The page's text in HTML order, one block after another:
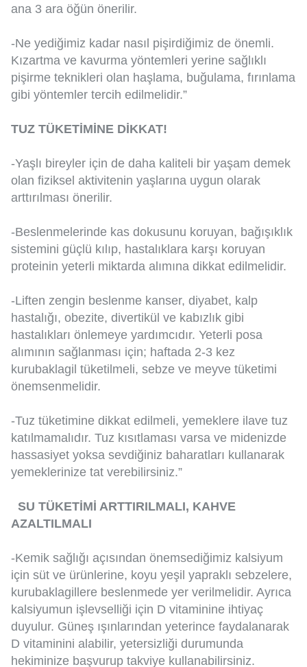
ana 3 ara öğün önerilir.
-Ne yediğimiz kadar nasıl pişirdiğimiz de önemli.
Kızartma ve kavurma yöntemleri yerine sağlıklı
pişirme teknikleri olan haşlama, buğulama, fırınlama
gibi yöntemler tercih edilmelidir.”
TUZ TÜKETİMİNE DİKKAT!
-Yaşlı bireyler için de daha kaliteli bir yaşam demek
olan fiziksel aktivitenin yaşlarına uygun olarak
arttırılması önerilir.
-Beslenmelerinde kas dokusunu koruyan, bağışıklık
sistemini güçlü kılıp, hastalıklara karşı koruyan
proteinin yeterli miktarda alımına dikkat edilmelidir.
-Liften zengin beslenme kanser, diyabet, kalp
hastalığı, obezite, divertikül ve kabızlık gibi
hastalıkları önlemeye yardımcıdır. Yeterli posa
alımının sağlanması için; haftada 2-3 kez
kurubaklagil tüketilmeli, sebze ve meyve tüketimi
önemsenmelidir.
-Tuz tüketimine dikkat edilmeli, yemeklere ilave tuz
katılmamalıdır. Tuz kısıtlaması varsa ve midenizde
hassasiyet yoksa sevdiğiniz baharatları kullanarak
yemeklerinize tat verebilirsiniz.”
SU TÜKETİMİ ARTTIRILMALI, KAHVE
AZALTILMALI
-Kemik sağlığı açısından önemsediğimiz kalsiyum
için süt ve ürünlerine, koyu yeşil yapraklı sebzelere,
kurubaklagillere beslenmede yer verilmelidir. Ayrıca
kalsiyumun işlevselliği için D vitaminine ihtiyaç
duyulur. Güneş ışınlarından yeterince faydalanarak
D vitaminini alabilir, yetersizliği durumunda
hekiminize başvurup takviye kullanabilirsiniz.